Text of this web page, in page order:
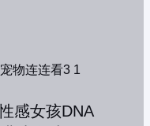
宠物连连看3 1